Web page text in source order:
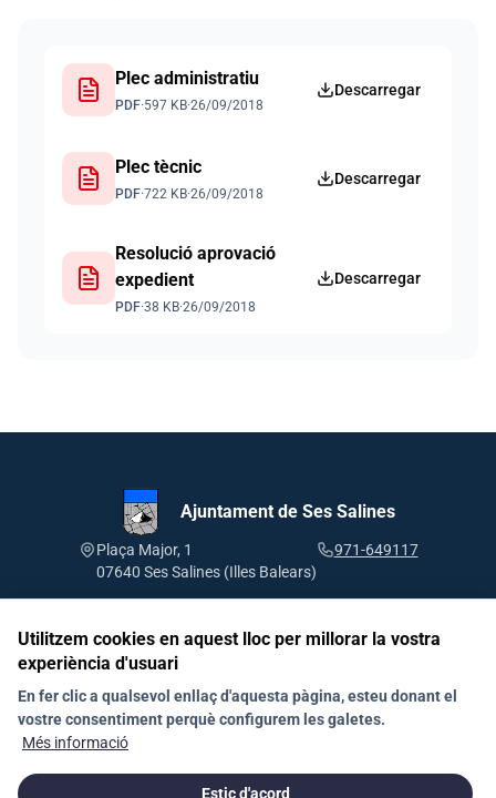
Plec administratiu
PDF·597 KB·26/09/2018
Descarregar
Plec tècnic
PDF·722 KB·26/09/2018
Descarregar
Resolució aprovació
expedient
PDF·38 KB·26/09/2018
Descarregar
Ajuntament de Ses Salines
Plaça Major, 1
07640 Ses Salines (Illes Balears)
971-649117
Segueix-nos a les xarxes socials
ContactoDocumentos
Utilitzem cookies en aquest lloc per millorar la vostra
experiència d'usuari
En fer clic a qualsevol enllaç d'aquesta pàgina, esteu donant el
vostre consentiment perquè configurem les galetes.
Més informació
Estic d'acord